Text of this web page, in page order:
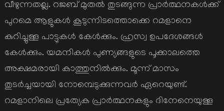
വീഴുന്നതല്ല. റജബ് മുതല്‍ തുടങ്ങുന്ന പ്രാര്‍ത്ഥനകള്‍ക്ക്
പുറമെ ആളുകള്‍ കൂടുന്നിടത്തൊക്കെ റമളാനെ
കുറിച്ചുള്ള പാട്ടുകള്‍ കേള്‍ക്കും. ഹ്രസ്വ ഉപദേശങ്ങള്‍
കേള്‍ക്കും. യമനികള്‍ പുണ്യങ്ങളുടെ പൂക്കാലത്തെ
അക്ഷമരായി കാത്തുനില്‍ക്കും. മൂന്ന് മാസം
തുടര്‍ച്ചയായി നോമ്പെടുക്കുന്നവര്‍ ഏറെയുണ്ട്.
റമളാനിലെ പ്രത്യേക പ്രാര്‍ത്ഥനകളും ദിനേനെയുള്ള